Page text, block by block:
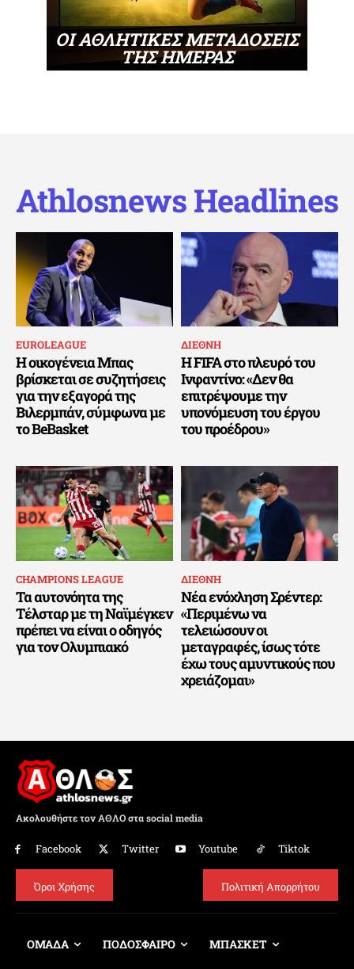
ΟΙ ΑΘΛΗΤΙΚΕΣ ΜΕΤΑΔΟΣΕΙΣ
ΤΗΣ ΗΜΕΡΑΣ
Athlosnews Headlines
EUROLEAGUE
Η οικογένεια Μπας
βρίσκεται σε συζητήσεις
για την εξαγορά της
Βιλερμπάν, σύμφωνα με
το BeBasket
ΔΙΕΘΝΗ
Η FIFA στο πλευρό του
Ινφαντίνο: «Δεν θα
επιτρέψουμε την
υπονόμευση του έργου
του προέδρου»
CHAMPIONS LEAGUE
Τα αυτονόητα της
Τέλσταρ με τη Ναϊμέγκεν
πρέπει να είναι ο οδηγός
για τον Ολυμπιακό
ΔΙΕΘΝΗ
Νέα ενόχληση Σρέντερ:
«Περιμένω να
τελειώσουν οι
μεταγραφές, ίσως τότε
έχω τους αμυντικούς που
χρειάζομαι»
Ακολουθήστε τον ΑΘΛΟ στα social media
Facebook Twitter Youtube Tiktok
Όροι Χρήσης Πολιτική Απορρήτου
ΟΜΑΔΑ ΠΟΔΟΣΦΑΙΡΟ ΜΠΑΣΚΕΤ